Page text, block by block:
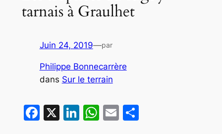
tarnais à Graulhet
Juin 24, 2019—par
Philippe Bonnecarrère
dans Sur le terrain
Facebook
X LinkedIn
WhatsApp
EmailPartager